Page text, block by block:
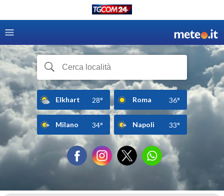
Elkhart 28° Roma 36°
Milano 34° Napoli 33°